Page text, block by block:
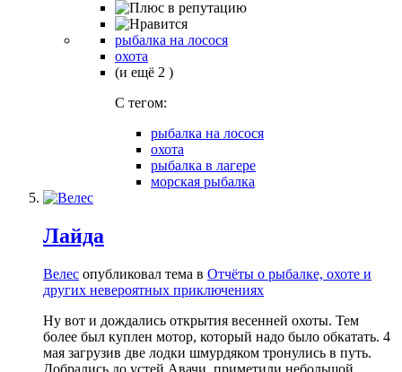
рыбалка на лосося
охота
(и ещё 2 )
C тегом:
рыбалка на лосося
охота
рыбалка в лагере
морская рыбалка
Лайда
Велес опубликовал тема в Отчёты о рыбалке, охоте и
других невероятных приключениях
Ну вот и дождались открытия весенней охоты. Тем
более был куплен мотор, который надо было обкатать. 4
мая загрузив две лодки шмурдяком тронулись в путь.
Добрались до устей Авачи, приметили небольшой